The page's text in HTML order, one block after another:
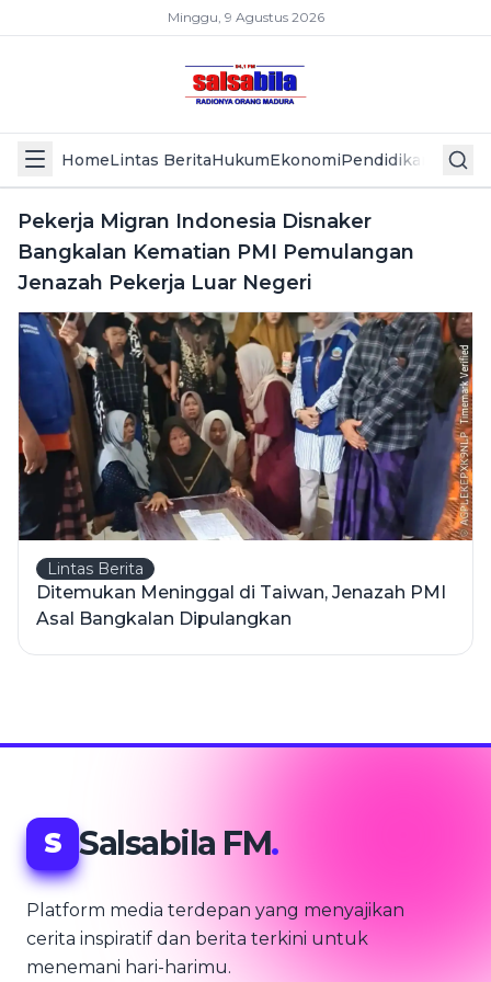
Minggu, 9 Agustus 2026
HomeLintas BeritaHukumEkonomiPendidikan Politik
Pekerja Migran Indonesia Disnaker
Bangkalan Kematian PMI Pemulangan
Jenazah Pekerja Luar Negeri
Lintas Berita
Ditemukan Meninggal di Taiwan, Jenazah PMI
Asal Bangkalan Dipulangkan
S Salsabila FM.
Platform media terdepan yang menyajikan
cerita inspiratif dan berita terkini untuk
menemani hari-harimu.